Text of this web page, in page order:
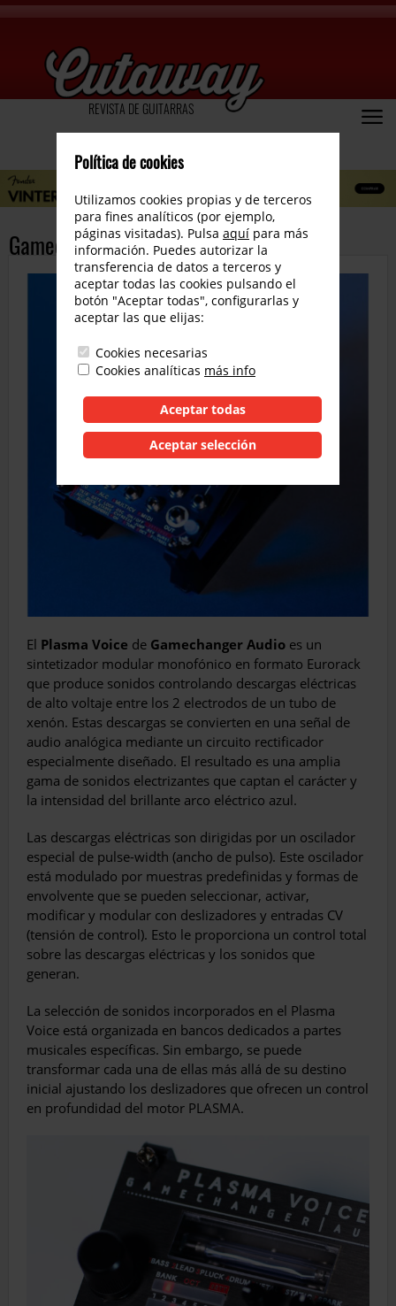
REVISTA DE GUITARRAS
Gamechanger Audio Plasma Voice
El Plasma Voice de Gamechanger Audio es un
sintetizador modular monofónico en formato Eurorack
que produce sonidos controlando descargas eléctricas
de alto voltaje entre los 2 electrodos de un tubo de
xenón. Estas descargas se convierten en una señal de
audio analógica mediante un circuito rectificador
especialmente diseñado. El resultado es una amplia
gama de sonidos electrizantes que captan el carácter y
la intensidad del brillante arco eléctrico azul.
Las descargas eléctricas son dirigidas por un oscilador
especial de pulse-width (ancho de pulso). Este oscilador
está modulado por muestras predefinidas y formas de
envolvente que se pueden seleccionar, activar,
modificar y modular con deslizadores y entradas CV
(tensión de control). Esto le proporciona un control total
sobre las descargas eléctricas y los sonidos que
generan.
La selección de sonidos incorporados en el Plasma
Voice está organizada en bancos dedicados a partes
musicales específicas. Sin embargo, se puede
transformar cada una de ellas más allá de su destino
inicial ajustando los deslizadores que ofrecen un control
en profundidad del motor PLASMA.
Política de cookies
Utilizamos cookies propias y de terceros
para fines analíticos (por ejemplo,
páginas visitadas). Pulsa aquí para más
información. Puedes autorizar la
transferencia de datos a terceros y
aceptar todas las cookies pulsando el
botón "Aceptar todas", configurarlas y
aceptar las que elijas:
Cookies necesarias
Cookies analíticas más info
Aceptar todas
Aceptar selección